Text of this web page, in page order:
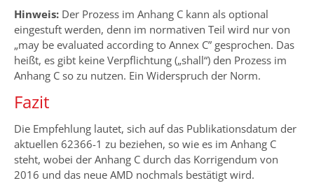
Hinweis: Der Prozess im Anhang C kann als optional
eingestuft werden, denn im normativen Teil wird nur von
„may be evaluated according to Annex C” gesprochen. Das
heißt, es gibt keine Verpflichtung („shall“) den Prozess im
Anhang C so zu nutzen. Ein Widerspruch der Norm.
Fazit
Die Empfehlung lautet, sich auf das Publikationsdatum der
aktuellen 62366-1 zu beziehen, so wie es im Anhang C
steht, wobei der Anhang C durch das Korrigendum von
2016 und das neue AMD nochmals bestätigt wird.